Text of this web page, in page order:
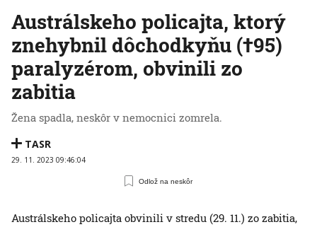
Austrálskeho policajta, ktorý
znehybnil dôchodkyňu (†95)
paralyzérom, obvinili zo
zabitia
Žena spadla, neskôr v nemocnici zomrela.
TASR
29. 11. 2023 09:46:04
Odlož na neskôr
Austrálskeho policajta obvinili v stredu (29. 11.) zo zabitia,